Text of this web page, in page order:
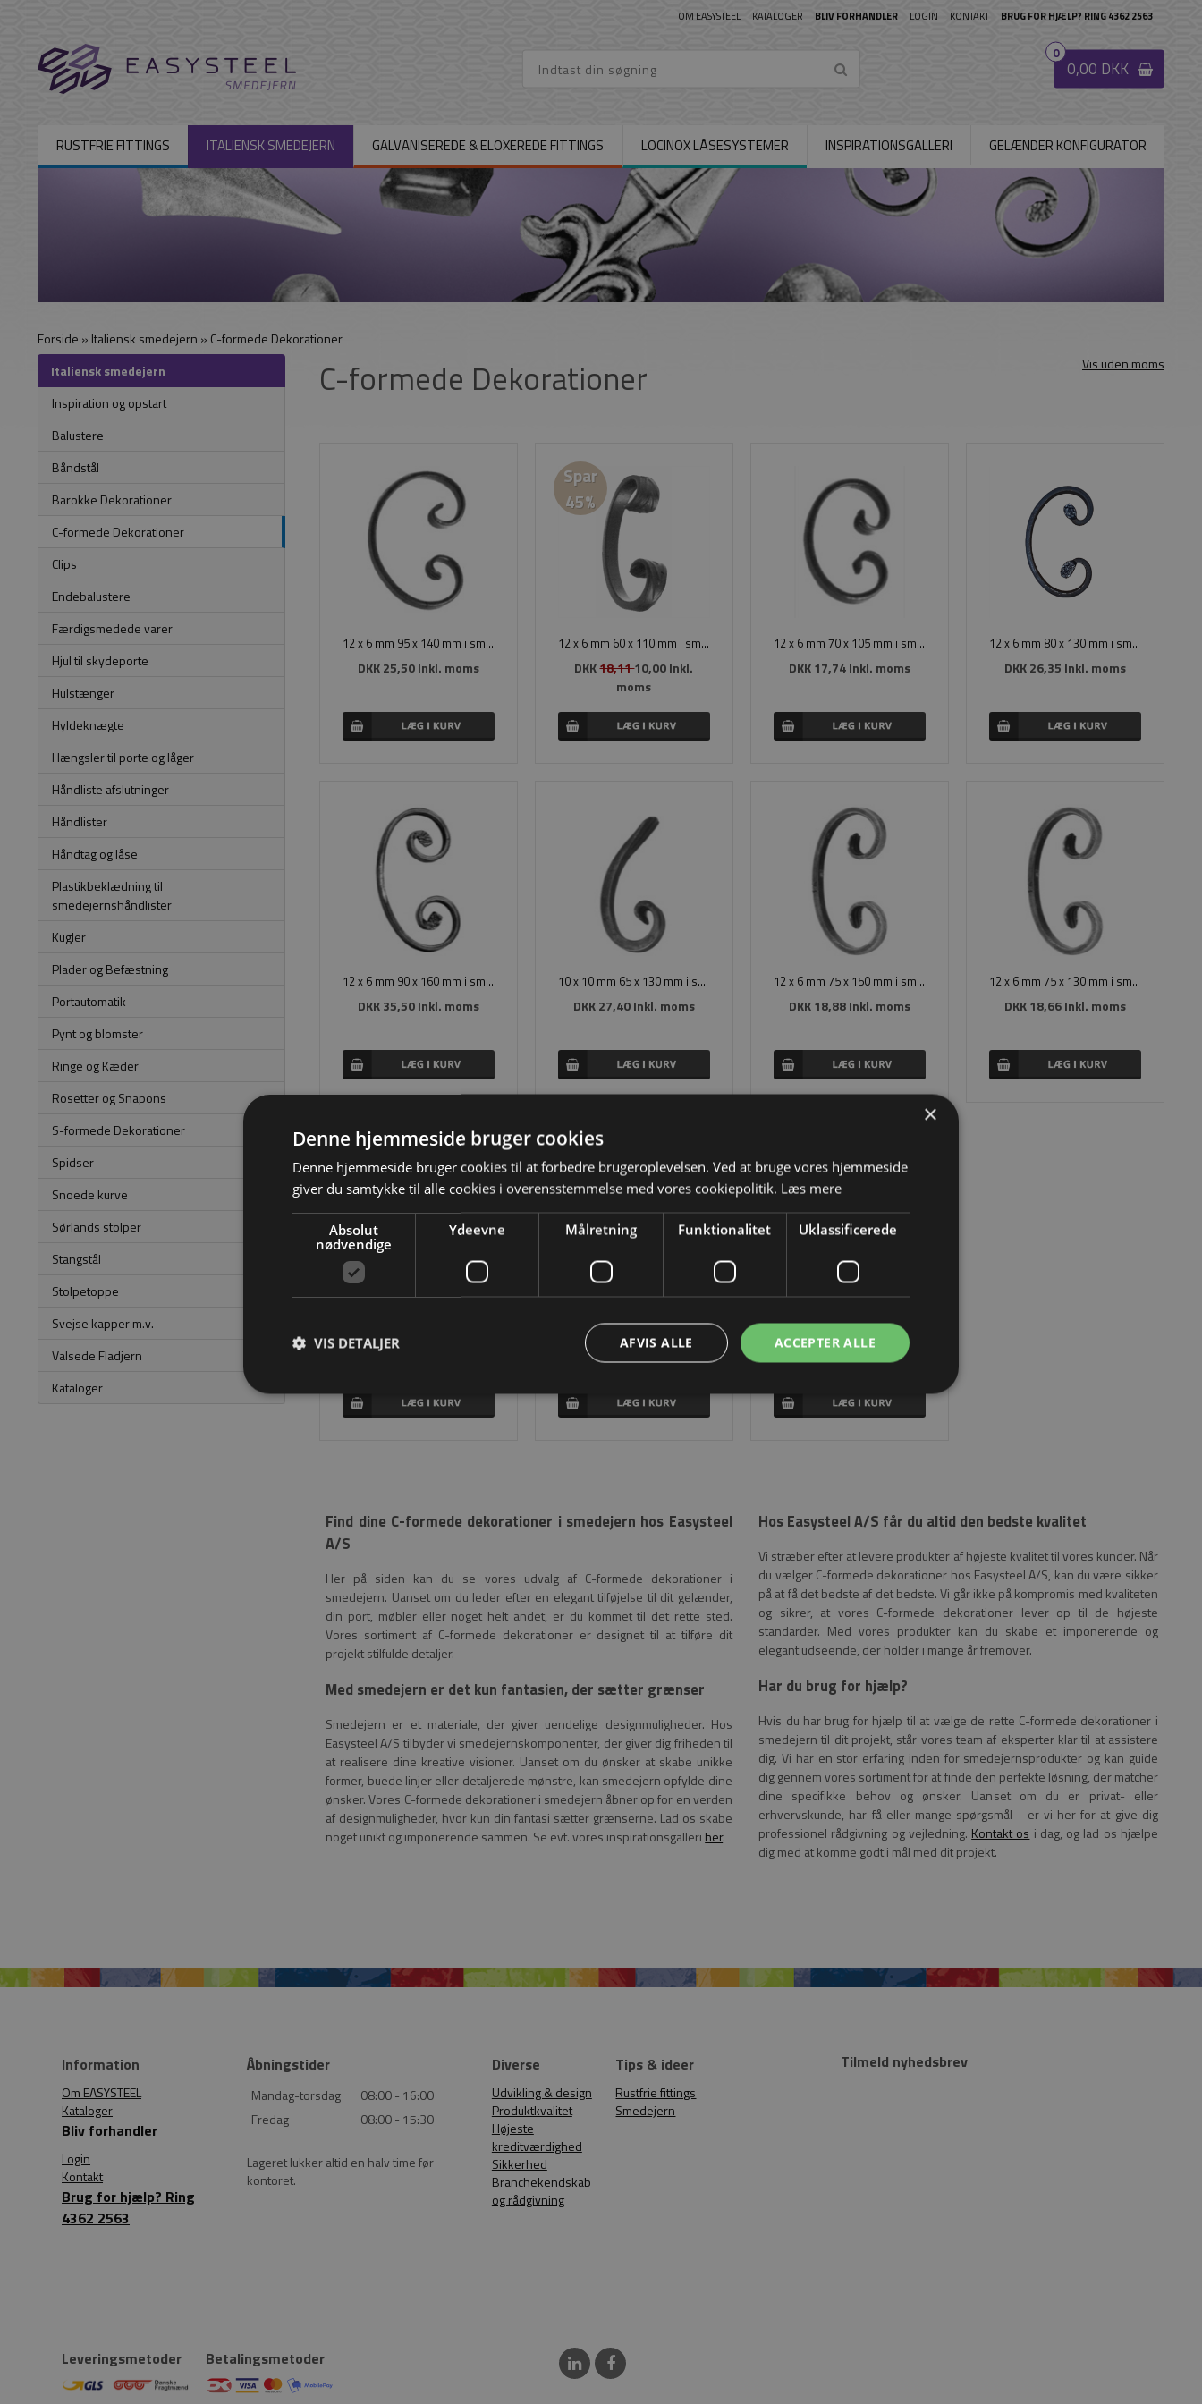
0
0,00 DKK
OM EASYSTEEL KATALOGER BLIV FORHANDLER LOGIN KONTAKT BRUG FOR HJÆLP? RING 4362 2563
RUSTFRIE FITTINGS ITALIENSK SMEDEJERN GALVANISEREDE & ELOXEREDE FITTINGS LOCINOX LÅSESYSTEMER INSPIRATIONSGALLERI GELÆNDER KONFIGURATOR
Forside » Italiensk smedejern » C-formede Dekorationer
Italiensk smedejern
Inspiration og opstart
Balustere
Båndstål
Barokke Dekorationer
C-formede Dekorationer
Clips
Endebalustere
Færdigsmedede varer
Hjul til skydeporte
Hulstænger
Hyldeknægte
Hængsler til porte og låger
Håndliste afslutninger
Håndlister
Håndtag og låse
Plastikbeklædning til
smedejernshåndlister
Kugler
Plader og Befæstning
Portautomatik
Pynt og blomster
Ringe og Kæder
Rosetter og Snapons
S-formede Dekorationer
Spidser
Snoede kurve
Sørlands stolper
Stangstål
Stolpetoppe
Svejse kapper m.v.
Valsede Fladjern
Kataloger
C-formede Dekorationer Vis uden moms
12 x 6 mm 95 x 140 mm i smedejern
DKK 25,50 Inkl. moms
Spar
45%
12 x 6 mm 60 x 110 mm i smedejern
DKK18,1110,00 Inkl.
moms
12 x 6 mm 70 x 105 mm i smedejern
DKK 17,74 Inkl. moms
12 x 6 mm 80 x 130 mm i smedejern
DKK 26,35 Inkl. moms
12 x 6 mm 90 x 160 mm i smedejern
DKK 35,50 Inkl. moms
10 x 10 mm 65 x 130 mm i smedejern
DKK 27,40 Inkl. moms
12 x 6 mm 75 x 150 mm i smedejern
DKK 18,88 Inkl. moms
12 x 6 mm 75 x 130 mm i smedejern
DKK 18,66 Inkl. moms
DKK 89,74 Inkl. moms
14 x 8 mm 80 x 160 mm i smedejern
DKK 49,54 Inkl. moms DKK 42,03 Inkl. moms
Find dine C-formede dekorationer i smedejern hos Easysteel
A/S
Her på siden kan du se vores udvalg af C-formede dekorationer i
smedejern. Uanset om du leder efter en elegant tilføjelse til dit gelænder,
din port, møbler eller noget helt andet, er du kommet til det rette sted.
Vores sortiment af C-formede dekorationer er designet til at tilføre dit
projekt stilfulde detaljer.
Med smedejern er det kun fantasien, der sætter grænser
Smedejern er et materiale, der giver uendelige designmuligheder. Hos
Easysteel A/S tilbyder vi smedejernskomponenter, der giver dig friheden til
at realisere dine kreative visioner. Uanset om du ønsker at skabe unikke
former, buede linjer eller detaljerede mønstre, kan smedejern opfylde dine
ønsker. Vores C-formede dekorationer i smedejern åbner op for en verden
af designmuligheder, hvor kun din fantasi sætter grænserne. Lad os skabe
noget unikt og imponerende sammen. Se evt. vores inspirationsgalleri her.
Hos Easysteel A/S får du altid den bedste kvalitet
Vi stræber efter at levere produkter af højeste kvalitet til vores kunder. Når
du vælger C-formede dekorationer hos Easysteel A/S, kan du være sikker
på at få det bedste af det bedste. Vi går ikke på kompromis med kvaliteten
og sikrer, at vores C-formede dekorationer lever op til de højeste
standarder. Med vores produkter kan du skabe et imponerende og
elegant udseende, der holder i mange år fremover.
Har du brug for hjælp?
Hvis du har brug for hjælp til at vælge de rette C-formede dekorationer i
smedejern til dit projekt, står vores team af eksperter klar til at assistere
dig. Vi har en stor erfaring inden for smedejernsprodukter og kan guide
dig gennem vores sortiment for at finde den perfekte løsning, der matcher
dine specifikke behov og ønsker. Uanset om du er privat- eller
erhvervskunde, har få eller mange spørgsmål - er vi her for at give dig
professionel rådgivning og vejledning. Kontakt os i dag, og lad os hjælpe
dig med at komme godt i mål med dit projekt.
Information
Om EASYSTEEL
Kataloger
Bliv forhandler
Login
Kontakt
Brug for hjælp? Ring
4362 2563
Åbningstider
Mandag-torsdag
08:00 - 16:00
Fredag
08:00 - 15:30
Lageret lukker altid en halv time før
kontoret.
Diverse
Udvikling & design
Produktkvalitet
Højeste
kreditværdighed
Sikkerhed
Branchekendskab
og rådgivning
Tips & ideer
Rustfrie fittings
Smedejern
Leveringsmetoder Betalingsmetoder
Tilmeld nyhedsbrev
×
Denne hjemmeside bruger cookies
Denne hjemmeside bruger cookies til at forbedre brugeroplevelsen. Ved at bruge vores hjemmeside
giver du samtykke til alle cookies i overensstemmelse med vores cookiepolitik. Læs mere
Absolut
nødvendige
Ydeevne Målretning Funktionalitet Uklassificerede
ACCEPTER ALLE
AFVIS ALLE
VIS DETALJER